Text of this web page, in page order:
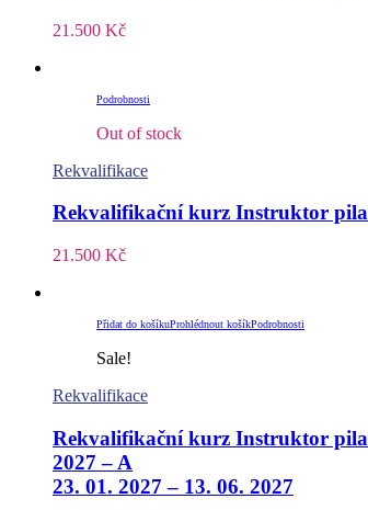
21.500 Kč
Podrobnosti
Out of stock
Rekvalifikace
Rekvalifikační kurz Instruktor
21.500 Kč
Přidat do košíkuProhlédnout košíkPodrobnosti
Sale!
Rekvalifikace
Rekvalifikační kurz Instruktor
2027 – A
23. 01. 2027 – 13. 06. 2027